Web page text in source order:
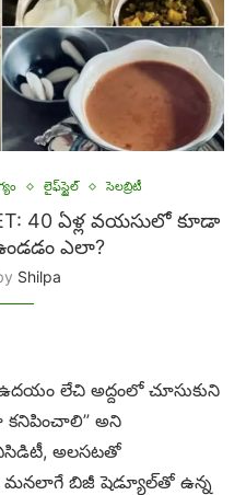
లైఫ్‌స్టైల్ సెలబ్రిటీ
40 ఏళ్ల వయసులో కూడా
ఎలా?
Shilpa
ఉదయం లేచి అద్దంలో చూసుకుని
కనిపించాలి” అని
అలసటతో
బిజీ షెడ్యూల్‌తో ఉన్న